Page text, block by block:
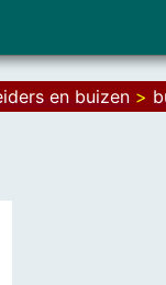
en buizen >